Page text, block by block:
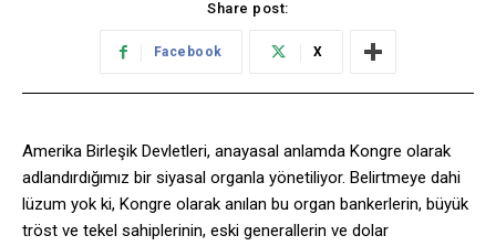
Share post:
Facebook X
Amerika Birleşik Devletleri, anayasal anlamda Kongre olarak
adlandırdığımız bir siyasal organla yönetiliyor. Belirtmeye dahi
lüzum yok ki, Kongre olarak anılan bu organ bankerlerin, büyük
tröst ve tekel sahiplerinin, eski generallerin ve dolar